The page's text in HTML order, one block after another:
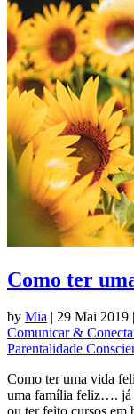
Como ter
by Mia | 29 Mai 2019 |
Comunicar &
Parentalidade
Como ter uma vida
uma família feliz…. já